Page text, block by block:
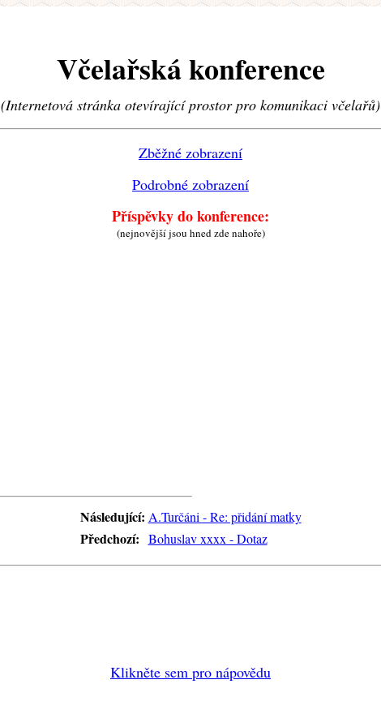
Včelařská konference
(Internetová stránka otevírající prostor pro komunikaci včelařů)
Zběžné zobrazení
Podrobné zobrazení
Příspěvky do konference:
(nejnovější jsou hned zde nahoře)
Následující: A.Turčáni - Re: přidání matky
Předchozí: Bohuslav xxxx - Dotaz
Klikněte sem pro nápovědu